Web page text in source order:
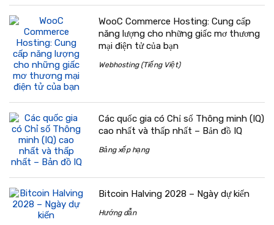
WooC Commerce Hosting: Cung cấp
năng lượng cho những giấc mơ thương
mại điện tử của bạn
Webhosting (Tiếng Việt)
Các quốc gia có Chỉ số Thông minh (IQ)
cao nhất và thấp nhất – Bản đồ IQ
Bảng xếp hạng
Bitcoin Halving 2028 – Ngày dự kiến
Hướng dẫn